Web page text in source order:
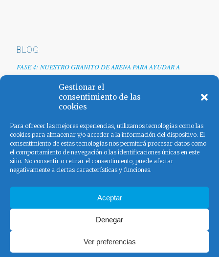
Gestionar el
consentimiento de las
cookies
Para ofrecer las mejores experiencias, utilizamos tecnologías como las
cookies para almacenar y/o acceder a la información del dispositivo. El
consentimiento de estas tecnologías nos permitirá procesar datos como
el comportamiento de navegación o las identificaciones únicas en este
sitio. No consentir o retirar el consentimiento, puede afectar
negativamente a ciertas características y funciones.
Aceptar
Denegar
Ver preferencias
BLOG
FASE 4: NUESTRO GRANITO DE ARENA PARA AYUDAR A
EMPRESAS TRAS LA CRISIS DEL COVID-19
Renovamos web
FACEBOOK
© Copyright - El Pangolín - Ad Serving 2020 |
de Privacidad